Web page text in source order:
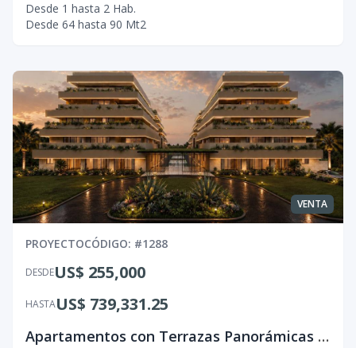
Desde 1 hasta 2 Hab.
Desde 64 hasta 90 Mt2
VENTA
PROYECTOCÓDIGO: #1288
DESDEUS$ 255,000
HASTAUS$ 739,331.25
Apartamentos con Terrazas Panorámicas y Diseño Monumental, en Cap cana.